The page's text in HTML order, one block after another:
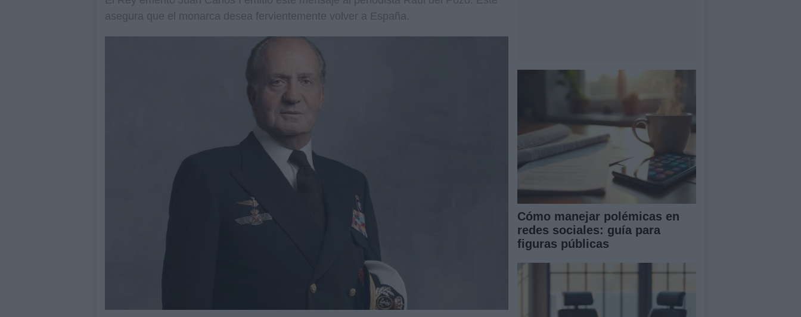
asegura que el monarca desea fervientemente volver a España.
Cómo manejar polémicas en
redes sociales: guía para
figuras públicas